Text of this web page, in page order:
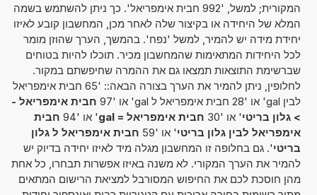
המקורית; למשל, '992 חבית אימפריאל'. כך ניתן להשתמש בשמה
המלא של היחידה או בקיצור שלה לאחר מכן, המחשבון קובע לאיזו
יחידת מידה יש להמיר, למשל 'נפח'. בהמשך, הערך שהוזן מומר
לכל היחידות המתאימות שהמחשבון מכיר. תוכלו להיות בטוחים
שברשימת התוצאות תמצאו גם את ההמרה שחיפשתם במקור.
לחלופין, ניתן להמיר את הערך בצורה הבאה:: '65 חבית אימפריאל
לבין gal' או '28 חבית אימפריאל ל gal' או '97
חבית אימפריאל -
> גלון בריטי' או '30 חבית אימפריאל = gal ' או '94
חבית
אימפריאל לבין גלון בריטי' או '59
חבית אימפריאל ל גלון
בריטי'. גם בחלופה זו המחשבון מגלה מיד לאיזו יחידה בדיוק יש
להמיר את הערך המקורי. לא משנה באיזו אפשרות תבחרו, כל אחת
מהן חוסכת לכם את החיפוש המסורבל למציאת הרישום המתאים